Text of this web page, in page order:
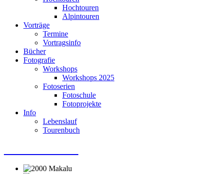
Hochtouren
Alpintouren
Vorträge
Termine
Vortragsinfo
Bücher
Fotografie
Workshops
Workshops 2025
Fotoserien
Fotoschule
Fotoprojekte
Info
Lebenslauf
Tourenbuch